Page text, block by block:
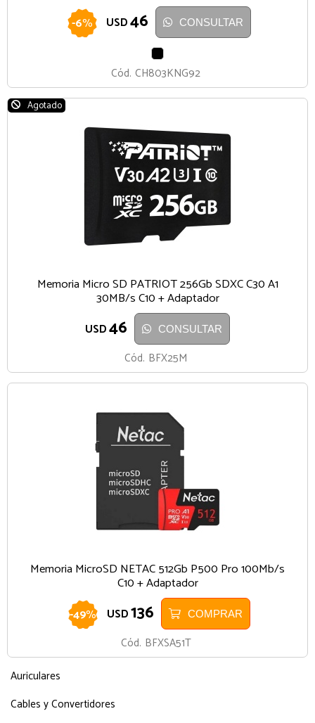
Auriculares
Cables y Convertidores
-6% USD46 CONSULTAR
Cód. CH803KNG92
Agotado
Memoria Micro SD PATRIOT 256Gb SDXC C30 A1
30MB/s C10 + Adaptador
USD46 CONSULTAR
Cód. BFX25M
Memoria MicroSD NETAC 512Gb P500 Pro 100Mb/s
C10 + Adaptador
-49% USD136 COMPRAR
Cód. BFXSA51T